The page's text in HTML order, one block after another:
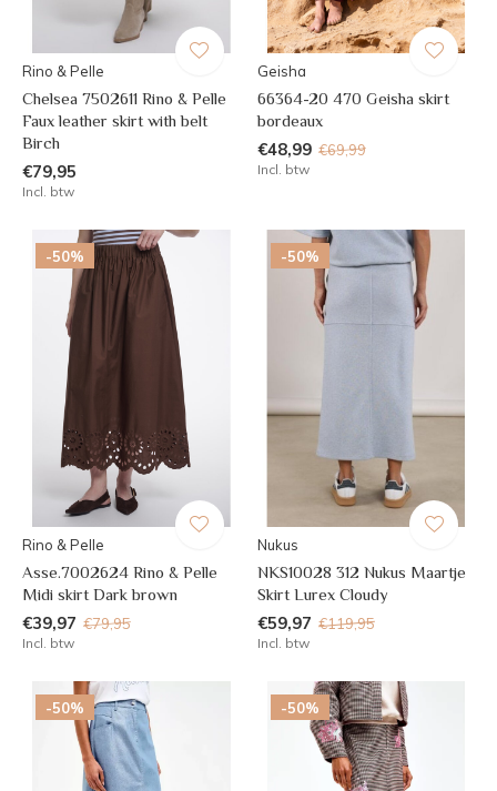
Rino & Pelle
Chelsea 7502611 Rino & Pelle
Faux leather skirt with belt
Birch
€79,95
Incl. btw
Geisha
66364-20 470 Geisha skirt
bordeaux
€48,99 €69,99
Incl. btw
-50%
Rino & Pelle
Asse.7002624 Rino & Pelle
Midi skirt Dark brown
€39,97 €79,95
Incl. btw
-50%
Nukus
NKS10028 312 Nukus Maartje
Skirt Lurex Cloudy
€59,97 €119,95
Incl. btw
-50% -50%